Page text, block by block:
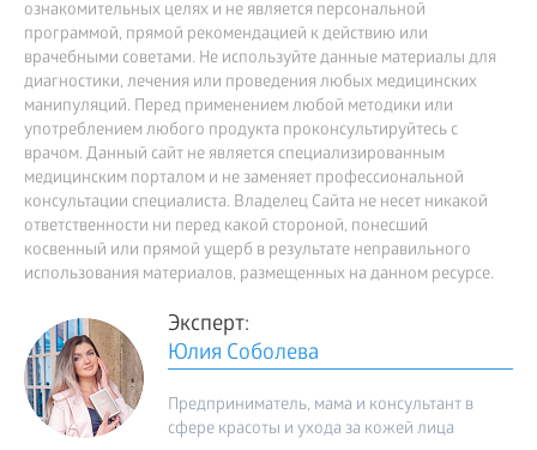
ознакомительных целях и не является персональной
программой, прямой рекомендацией к действию или
врачебными советами. Не используйте данные материалы для
диагностики, лечения или проведения любых медицинских
манипуляций. Перед применением любой методики или
употреблением любого продукта проконсультируйтесь с
врачом. Данный сайт не является специализированным
медицинским порталом и не заменяет профессиональной
консультации специалиста. Владелец Сайта не несет никакой
ответственности ни перед какой стороной, понесший
косвенный или прямой ущерб в результате неправильного
использования материалов, размещенных на данном ресурсе.
Эксперт:
Юлия Соболева
Предприниматель, мама и консультант в
сфере красоты и ухода за кожей лица